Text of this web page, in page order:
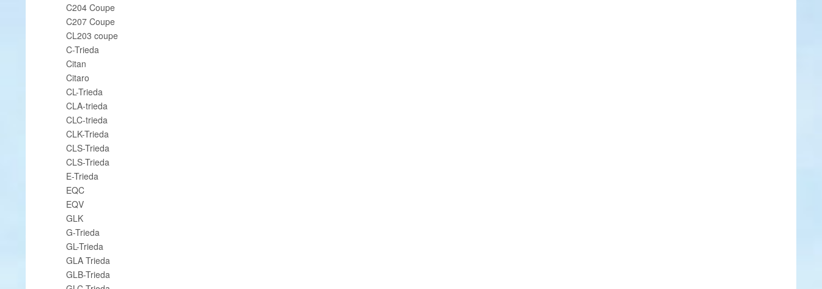
C204 Coupe
C207 Coupe
CL203 coupe
C-Trieda
Citan
Citaro
CL-Trieda
CLA-trieda
CLC-trieda
CLK-Trieda
CLS-Trieda
CLS-Trieda
E-Trieda
EQC
EQV
GLK
G-Trieda
GL-Trieda
GLA Trieda
GLB-Trieda